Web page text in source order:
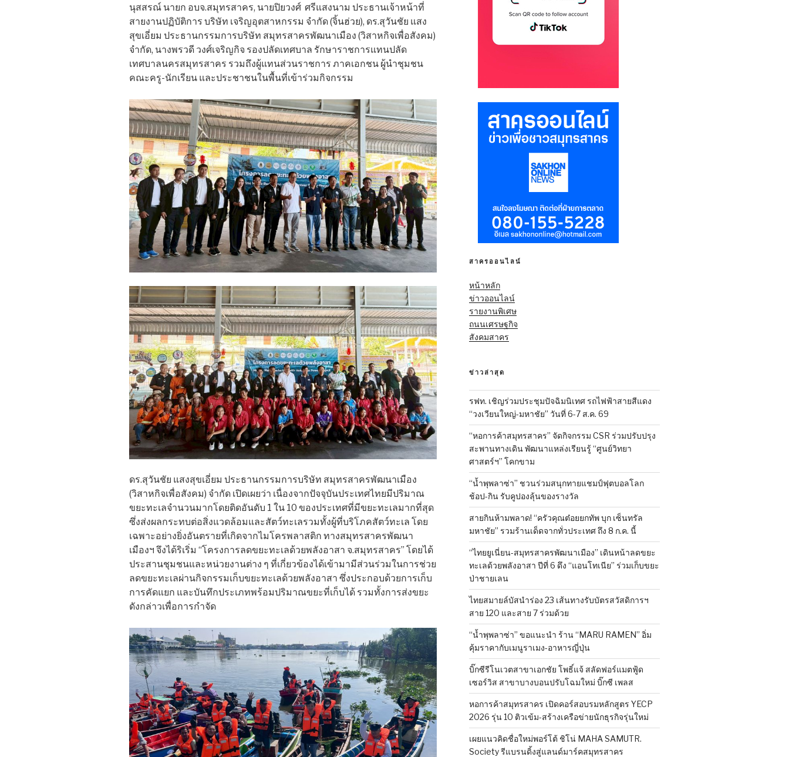
นุสสรณ์ นายก อบจ.สมุทรสาคร, นายปิยวงศ์ ศรีแสงนาม ประธานเจ้าหน้าที่
สายงานปฏิบัติการ บริษัท เจริญอุตสาหกรรม จำกัด (จิ้นฮ่วย), ดร.สุวันชัย แสง
สุขเอี่ยม ประธานกรรมการบริษัท สมุทรสาครพัฒนาเมือง (วิสาหกิจเพื่อสังคม)
จำกัด, นางพรวดี วงศ์เจริญกิจ รองปลัดเทศบาล รักษาราชการแทนปลัด
เทศบาลนครสมุทรสาคร รวมถึงผู้แทนส่วนราชการ ภาคเอกชน ผู้นำชุมชน
คณะครู-นักเรียน และประชาชนในพื้นที่เข้าร่วมกิจกรรม
ดร.สุวันชัย แสงสุขเอี่ยม ประธานกรรมการบริษัท สมุทรสาครพัฒนาเมือง
(วิสาหกิจเพื่อสังคม) จำกัด เปิดเผยว่า เนื่องจากปัจจุบันประเทศไทยมีปริมาณ
ขยะทะเลจำนวนมากโดยติดอันดับ 1 ใน 10 ของประเทศที่มีขยะทะเลมากที่สุด
ซึ่งส่งผลกระทบต่อสิ่งแวดล้อมและสัตว์ทะเลรวมทั้งผู้ที่บริโภคสัตว์ทะเล โดย
เฉพาะอย่างยิ่งอันตรายที่เกิดจากไมโครพลาสติก ทางสมุทรสาครพัฒนา
เมืองฯ จึงได้ริเริ่ม “โครงการลดขยะทะเลด้วยพลังอาสา จ.สมุทรสาคร” โดยได้
ประสานชุมชนและหน่วยงานต่าง ๆ ที่เกี่ยวข้องได้เข้ามามีส่วนร่วมในการช่วย
ลดขยะทะเลผ่านกิจกรรมเก็บขยะทะเลด้วยพลังอาสา ซึ่งประกอบด้วยการเก็บ
การคัดแยก และบันทึกประเภทพร้อมปริมาณขยะที่เก็บได้ รวมทั้งการส่งขยะ
ดังกล่าวเพื่อการกำจัด
สาครออนไลน์
หน้าหลัก
ข่าวออนไลน์
รายงานพิเศษ
ถนนเศรษฐกิจ
สังคมสาคร
ข่าวล่าสุด
รฟท. เชิญร่วมประชุมปัจฉิมนิเทศ รถไฟฟ้าสายสีแดง
“วงเวียนใหญ่-มหาชัย” วันที่ 6-7 ส.ค. 69
“หอการค้าสมุทรสาคร” จัดกิจกรรม CSR ร่วมปรับปรุง
สะพานทางเดิน พัฒนาแหล่งเรียนรู้ “ศูนย์วิทยา
ศาสตร์ฯ” โคกขาม
“น้ำพุพลาซ่า” ชวนร่วมสนุกทายแชมป์ฟุตบอลโลก
ช้อป-กิน รับคูปองลุ้นของรางวัล
สายกินห้ามพลาด! “ครัวคุณต๋อยยกทัพ บุก เซ็นทรัล
มหาชัย” รวมร้านเด็ดจากทั่วประเทศ ถึง 8 ก.ค. นี้
“ไทยยูเนี่ยน-สมุทรสาครพัฒนาเมือง” เดินหน้าลดขยะ
ทะเลด้วยพลังอาสา ปีที่ 6 ดึง “แอนโทเนีย” ร่วมเก็บขยะ
ป่าชายเลน
ไทยสมายล์บัสนำร่อง 23 เส้นทางรับบัตรสวัสดิการฯ
สาย 120 และสาย 7 ร่วมด้วย
“น้ำพุพลาซ่า” ขอแนะนำ ร้าน “MARU RAMEN” อิ่ม
คุ้มราคากับเมนูราเมง-อาหารญี่ปุ่น
บิ๊กซีรีโนเวตสาขาเอกชัย โพธิ์แจ้ สลัดฟอร์แมตฟู้ด
เซอร์วิส สาขาบางบอนปรับโฉมใหม่ บิ๊กซี เพลส
หอการค้าสมุทรสาคร เปิดคอร์สอบรมหลักสูตร YECP
2026 รุ่น 10 ติวเข้ม-สร้างเครือข่ายนักธุรกิจรุ่นใหม่
เผยแนวคิดชื่อใหม่พอร์โต้ ชิโน่ MAHA SAMUTR.
Society รีแบรนดิ้งสู่แลนด์มาร์คสมุทรสาคร